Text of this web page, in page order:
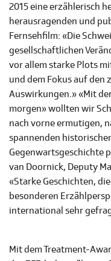
2015 eine erzählerisch
herausragenden und
Fernsehfilm: «Die
gesellschaftlichen
vor allem starke Plots
und dem Fokus auf den
Auswirkungen.» «Mit
morgen» wollten wir
nach vorne ermutigen,
spannenden
Gegenwartsgeschichte
van Doornick, Deputy
«Starke Geschichten,
besonderen
international sehr
Mit dem Treatment-